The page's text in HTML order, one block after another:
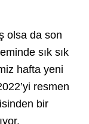
olsa da son
sık sık
hafta yeni
resmen
bir